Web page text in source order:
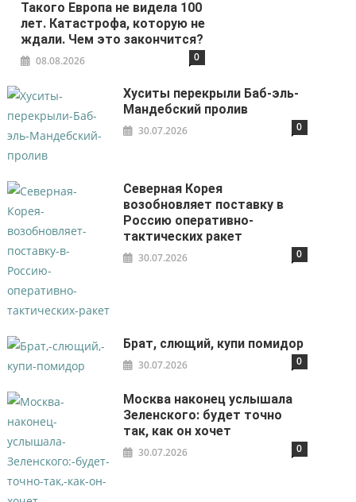
Такого Европа не видела 100
лет. Катастрофа, которую не
ждали. Чем это закончится?
08.08.2026 0
Хуситы перекрыли Баб-эль-
Мандебский пролив
30.07.2026 0
Северная Корея
возобновляет поставку в
Россию оперативно-
тактических ракет
30.07.2026 0
Брат, слющий, купи помидор
30.07.2026 0
Москва наконец услышала
Зеленского: будет точно
так, как он хочет
30.07.2026 0